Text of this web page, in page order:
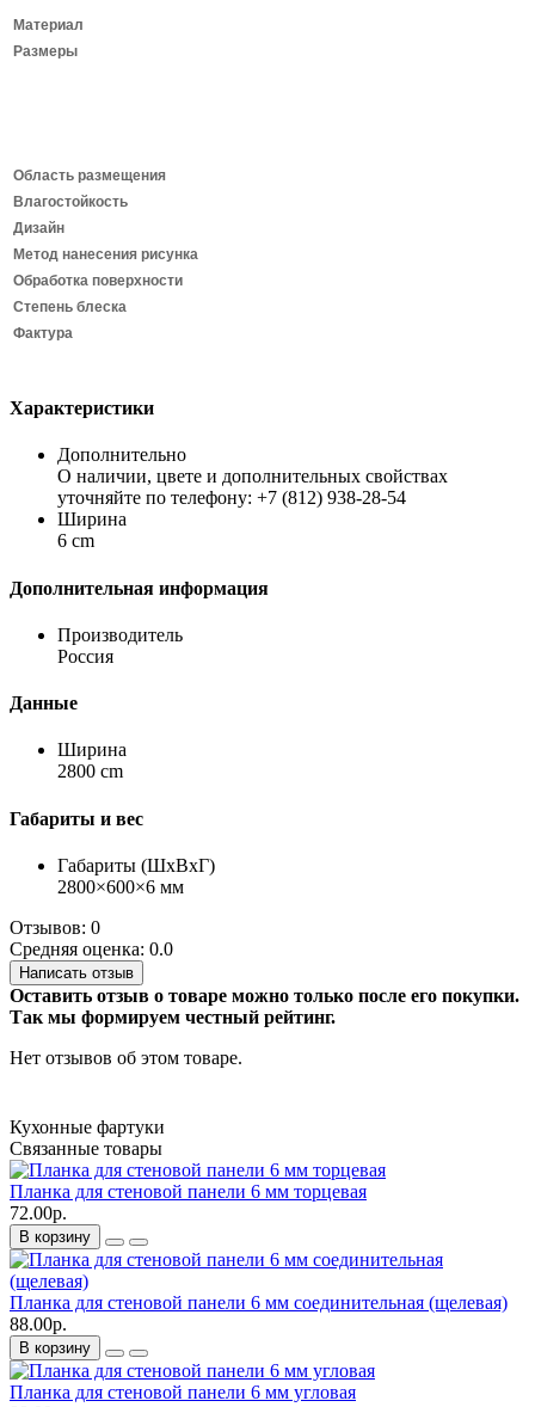
Материал
Размеры
Область размещения
Влагостойкость
Дизайн
Метод нанесения рисунка
Обработка поверхности
Степень блеска
Фактура
Характеристики
Дополнительно
О наличии, цвете и дополнительных свойствах
уточняйте по телефону: +7 (812) 938-28-54
Ширина
6 cm
Дополнительная информация
Производитель
Россия
Данные
Ширина
2800 cm
Габариты и вес
Габариты (ШхВхГ)
2800×600×6 мм
Отзывов: 0
Средняя оценка: 0.0
Написать отзыв
Оставить отзыв о товаре можно только после его покупки.
Так мы формируем честный рейтинг.
Нет отзывов об этом товаре.
Кухонные фартуки
Связанные товары
Планка для стеновой панели 6 мм торцевая
72.00р.
В корзину
Планка для стеновой панели 6 мм соединительная (щелевая)
88.00р.
В корзину
Планка для стеновой панели 6 мм угловая